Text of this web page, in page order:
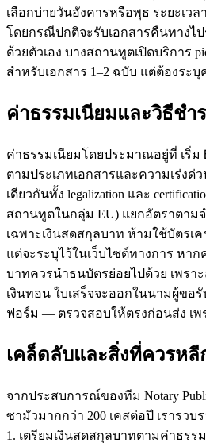
เลือกบ่ายวันอังคารหรือพุธ ระยะเวล
โดยกรณีปกติจะรับเอกสารคืนทางไ
ด้วยตัวเอง บางสถานทูตเปิดบริการ
สำหรับเอกสาร 1–2 ฉบับ แต่ต้องระ
ค่าธรรมเนียมและวิธีชำ
ค่าธรรมเนียมโดยประมาณอยู่ที่ เริ่ม
ตามประเภทเอกสารและความเร่ง
เดียวกันทั้ง legalization และ
สถานทูตในกลุ่ม EU) แยกอัตราตา
เฉพาะเงินสดสกุลบาท ห้ามใช้บัตรเค
แต่จะระบุไว้ในเว็บไซต์ทางการ หาก
บาทควรนำธนบัตรย่อยไปด้วย เพรา
เงินทอน ใบเสร็จจะออกในนามผู้ขอ
ฟอร์ม — ตรวจสอบให้ตรงก่อนส่ง เ
เคล็ดลับและสิ่งที่ควรหลี
จากประสบการณ์ของทีม Notary
ซามัวมากกว่า 200 เคสต่อปี เรารว
1. เตรียมเงินสดสกุลบาทตามค่าธร